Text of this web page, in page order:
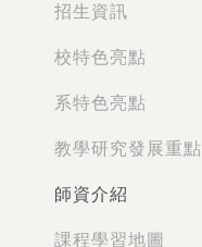
招生資訊
校特色亮點
系特色亮點
教學研究發展重點
師資介紹
課程學習地圖